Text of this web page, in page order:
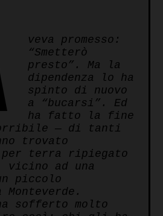
veva promesso:
“Smetterò
presto”. Ma la
dipendenza lo ha
spinto di nuovo
a “bucarsi”. Ed
ha fatto la fine
— di tanti
trovato
per terra ripiegato
vicino ad una
piccolo
sofferto molto